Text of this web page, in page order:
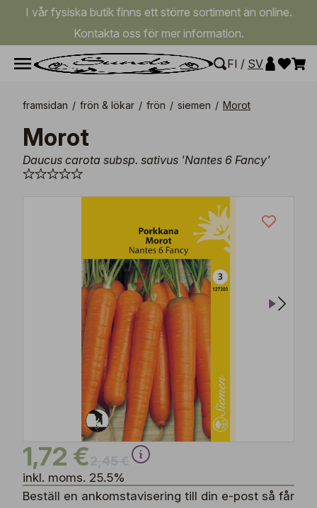
I vår fysiska butik finns ett större sortiment än online.
Kontakta oss för mer information.
FI / SV
framsidan / frön & lökar / frön / siemen / Morot
Morot
Daucus carota subsp. sativus 'Nantes 6 Fancy'
1,72 €
inkl. moms. 25.5%
Beställ en ankomstavisering till din e-post så får